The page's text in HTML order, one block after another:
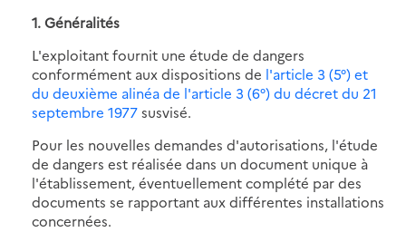
1. Généralités
L'exploitant fournit une étude de dangers
conformément aux dispositions de l'article 3 (5°) et
du deuxième alinéa de l'article 3 (6°) du décret du 21
septembre 1977susvisé.
Pour les nouvelles demandes d'autorisations, l'étude
de dangers est réalisée dans un document unique à
l'établissement, éventuellement complété par des
documents se rapportant aux différentes installations
concernées.